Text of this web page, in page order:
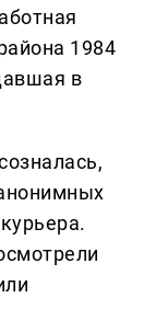
1984
в